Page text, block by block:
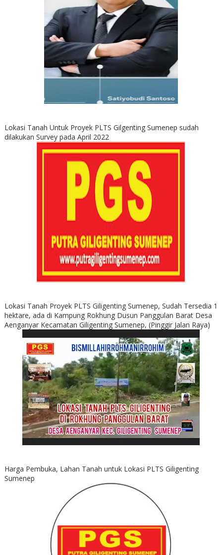
Lokasi Tanah Untuk Proyek PLTS Gilgenting Sumenep sudah
dilakukan Survey pada April 2022
Lokasi Tanah Proyek PLTS Giligenting Sumenep, Sudah Tersedia 1
hektare, ada di Kampung Rokhung Dusun Panggulan Barat Desa
Aenganyar Kecamatan Giligenting Sumenep, (Pinggir Jalan Raya)
Harga Pembuka, Lahan Tanah untuk Lokasi PLTS Giligenting
Sumenep